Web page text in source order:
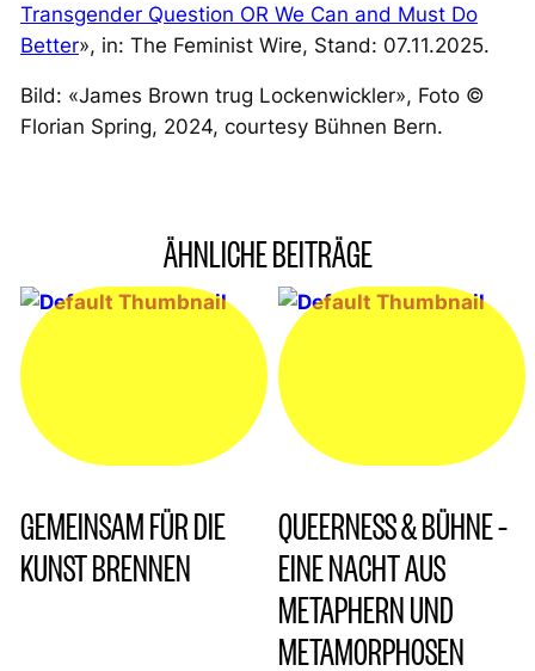
Transgender Question OR We Can and Must Do
Better», in: The Feminist Wire, Stand: 07.11.2025.
Bild: «James Brown trug Lockenwickler», Foto ©
Florian Spring, 2024, courtesy Bühnen Bern.
ÄHNLICHE BEITRÄGE
GEMEINSAM FÜR DIE
KUNST BRENNEN
QUEERNESS & BÜHNE –
EINE NACHT AUS
METAPHERN UND
METAMORPHOSEN